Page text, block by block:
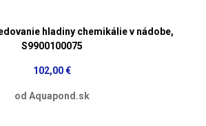
hladiny chemikálie v nádobe,
S9900100075
102,00 €
od Aquapond.sk